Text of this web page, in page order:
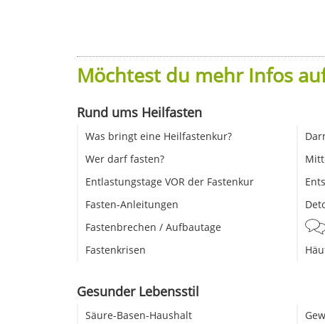
Möchtest du mehr Infos
Rund ums Heilfasten
Was bringt eine Heilfastenkur?
Wer darf fasten?
Entlastungstage VOR der Fastenkur
Fasten-Anleitungen
Fastenbrechen / Aufbautage
Fastenkrisen
Gesunder Lebensstil
Säure-Basen-Haushalt